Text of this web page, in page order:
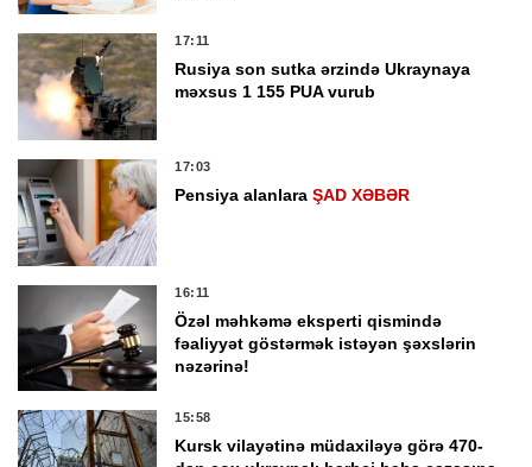
17:11
Rusiya son sutka ərzində Ukraynaya
məxsus 1 155 PUA vurub
17:03
Pensiya alanlaraŞAD XƏBƏR
16:11
Özəl məhkəmə eksperti qismində
fəaliyyət göstərmək istəyən şəxslərin
nəzərinə!
15:58
Kursk vilayətinə müdaxiləyə görə 470-